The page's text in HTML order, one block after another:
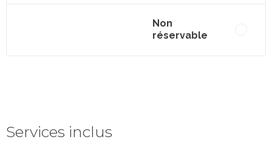
Non
réservable
Services inclus